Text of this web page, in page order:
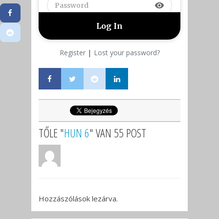
visibility
Register| Lost your password?
TŐLE "HUN 6" VAN 55 POST
Hozzászólások lezárva.